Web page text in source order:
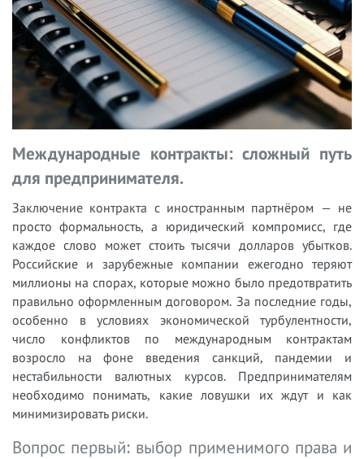
Международные контракты: сложный путь
для предпринимателя.
Заключение контракта с иностранным партнёром — не
просто формальность, а юридический компромисс, где
каждое слово может стоить тысячи долларов убытков.
Российские и зарубежные компании ежегодно теряют
миллионы на спорах, которые можно было предотвратить
правильно оформленным договором. За последние годы,
особенно в условиях экономической турбулентности,
число конфликтов по международным контрактам
возросло на фоне введения санкций, пандемии и
нестабильности валютных курсов. Предпринимателям
необходимо понимать, какие ловушки их ждут и как
минимизировать риски.
Вопрос первый: выбор применимого права и